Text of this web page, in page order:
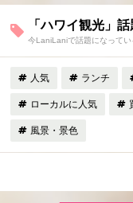
「ハワイ観光」
今LaniLaniで話題になってい
人気 ランチ
ローカルに人気
風景・景色